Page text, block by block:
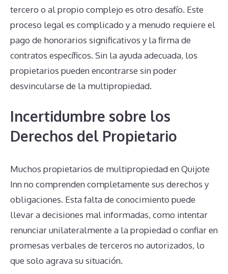
tercero o al propio complejo es otro desafío. Este
proceso legal es complicado y a menudo requiere el
pago de honorarios significativos y la firma de
contratos específicos. Sin la ayuda adecuada, los
propietarios pueden encontrarse sin poder
desvincularse de la multipropiedad.
Incertidumbre sobre los
Derechos del Propietario
Muchos propietarios de multipropiedad en Quijote
Inn no comprenden completamente sus derechos y
obligaciones. Esta falta de conocimiento puede
llevar a decisiones mal informadas, como intentar
renunciar unilateralmente a la propiedad o confiar en
promesas verbales de terceros no autorizados, lo
que solo agrava su situación.